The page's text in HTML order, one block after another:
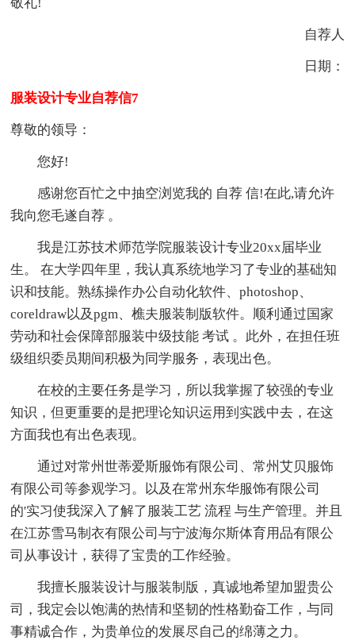
自荐人
日期：
服装设计专业自荐信7
尊敬的领导：
您好!
感谢您百忙之中抽空浏览我的 自荐 信!在此,请允许
我向您毛遂自荐 。
我是江苏技术师范学院服装设计专业20xx届毕业
生。 在大学四年里，我认真系统地学习了专业的基础知
识和技能。熟练操作办公自动化软件、photoshop、
coreldraw以及pgm、樵夫服装制版软件。顺利通过国家
劳动和社会保障部服装中级技能 考试 。此外，在担任班
级组织委员期间积极为同学服务，表现出色。
在校的主要任务是学习，所以我掌握了较强的专业
知识，但更重要的是把理论知识运用到实践中去，在这
方面我也有出色表现。
通过对常州世蒂爱斯服饰有限公司、常州艾贝服饰
有限公司等参观学习。以及在常州东华服饰有限公司
的'实习使我深入了解了服装工艺 流程 与生产管理。并且
在江苏雪马制衣有限公司与宁波海尔斯体育用品有限公
司从事设计，获得了宝贵的工作经验。
我擅长服装设计与服装制版，真诚地希望加盟贵公
司，我定会以饱满的热情和坚韧的性格勤奋工作，与同
事精诚合作，为贵单位的发展尽自己的绵薄之力。